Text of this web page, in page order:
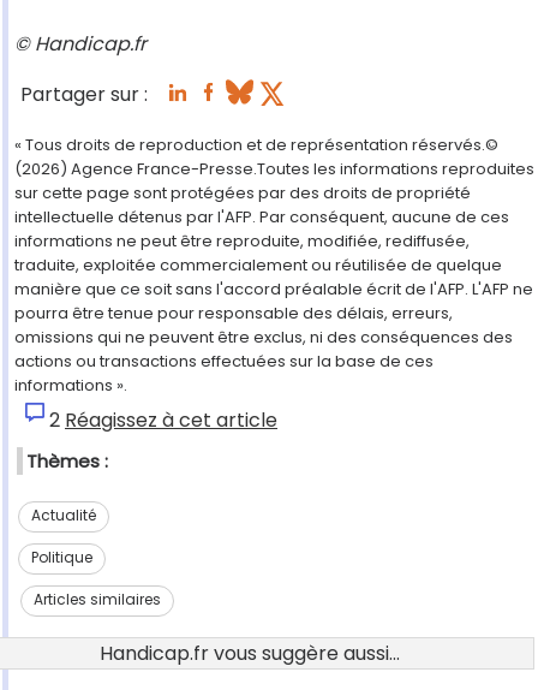
© Handicap.fr
Partager sur :
« Tous droits de reproduction et de représentation réservés.©
(2026) Agence France-Presse.Toutes les informations reproduites
sur cette page sont protégées par des droits de propriété
intellectuelle détenus par l'AFP. Par conséquent, aucune de ces
informations ne peut être reproduite, modifiée, rediffusée,
traduite, exploitée commercialement ou réutilisée de quelque
manière que ce soit sans l'accord préalable écrit de l'AFP. L'AFP ne
pourra être tenue pour responsable des délais, erreurs,
omissions qui ne peuvent être exclus, ni des conséquences des
actions ou transactions effectuées sur la base de ces
informations ».
2 Réagissez à cet article
Thèmes :
Actualité
Politique
Articles similaires
Handicap.fr vous suggère aussi...